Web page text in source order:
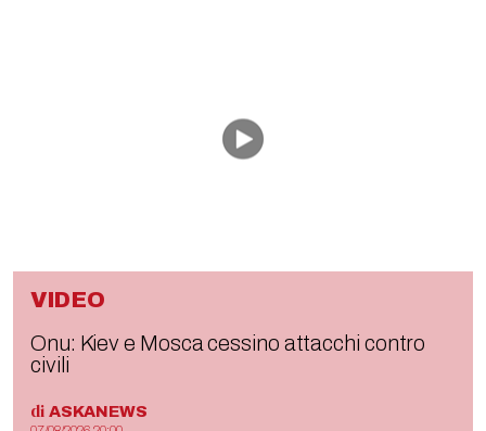
VIDEO
Onu: Kiev e Mosca cessino attacchi contro
civili
di ASKANEWS